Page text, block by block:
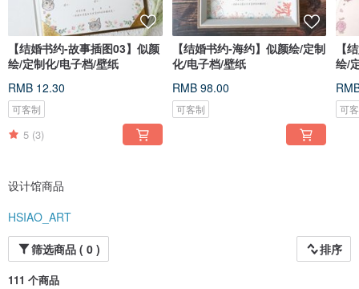
【结婚书约-故事插图03】似颜
绘/定制化/电子档/壁纸
RMB 12.30
可客制
5 (3)
【结婚书约-海约】似颜绘/定制
化/电子档/壁纸
RMB 98.00
可客制
【
绘/
可
设计馆商品
HSIAO_ART
筛选商品 ( 0 )
排序
111 个商品